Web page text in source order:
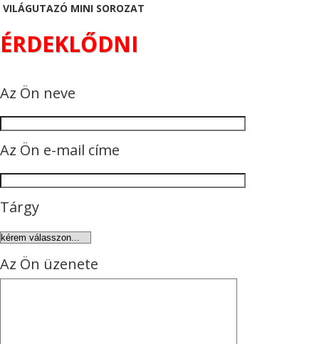
VILÁGUTAZÓ MINI SOROZAT
ÉRDEKLŐDNI
Az Ön neve
Az Ön e-mail címe
Tárgy
Az Ön üzenete